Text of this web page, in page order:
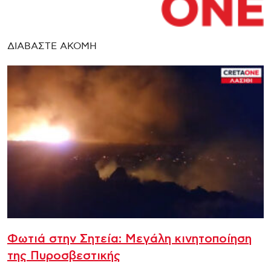
ΔΙΑΒΑΣΤΕ ΑΚΟΜΗ
Φωτιά στην Σητεία: Μεγάλη κινητοποίηση
της Πυροσβεστικής